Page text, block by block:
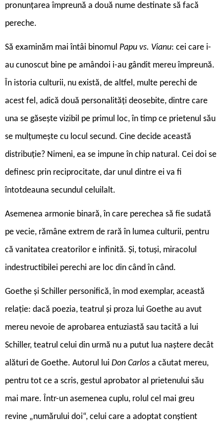
pronunțarea împreună a două nume destinate să facă
pereche.
Să examinăm mai întâi binomul Papu vs. Vianu: cei care i-
au cunoscut bine pe amândoi i-au gândit mereu împreună.
În istoria culturii, nu există, de altfel, multe perechi de
acest fel, adică două personalități deosebite, dintre care
una se găsește vizibil pe primul loc, în timp ce prietenul său
se mulțumește cu locul secund. Cine decide această
distribuție? Nimeni, ea se impune în chip natural. Cei doi se
definesc prin reciprocitate, dar unul dintre ei va fi
întotdeauna secundul celuilalt.
Asemenea armonie binară, în care perechea să fie sudată
pe vecie, rămâne extrem de rară în lumea culturii, pentru
că vanitatea creatorilor e infinită. Și, totuși, miracolul
indestructibilei perechi are loc din când în când.
Goethe și Schiller personifică, în mod exemplar, această
relație: dacă poezia, teatrul și proza lui Goethe au avut
mereu nevoie de aprobarea entuziastă sau tacită a lui
Schiller, teatrul celui din urmă nu a putut lua naștere decât
alături de Goethe. Autorul lui Don Carlos a căutat mereu,
pentru tot ce a scris, gestul aprobator al prietenului său
mai mare. Într-un asemenea cuplu, rolul cel mai greu
revine „numărului doi“, celui care a adoptat conștient